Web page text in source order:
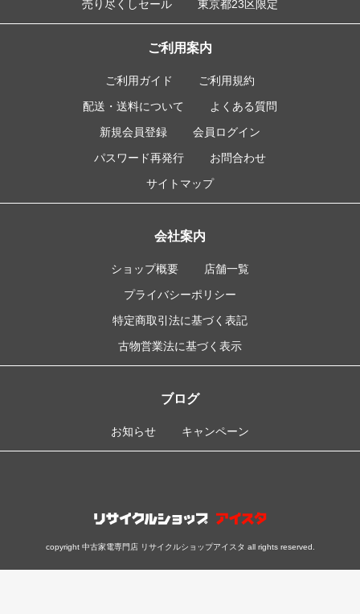
売り尽くしセール
東京都23区限定
ご利用案内
ご利用ガイド
ご利用規約
配送・送料について
よくある質問
新規会員登録
会員ログイン
パスワード再発行
お問合わせ
サイトマップ
会社案内
ショップ概要
店舗一覧
プライバシーポリシー
特定商取引法に基づく表記
古物営業法に基づく表示
ブログ
お知らせ キャンペーン
copyright 中古家電専門店 リサイクルショップアイスタ all rights reserved.